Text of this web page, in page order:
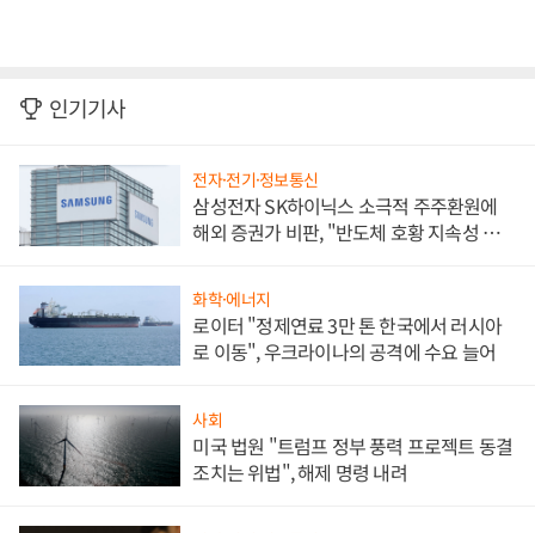
인기기사
전자·전기·정보통신
삼성전자 SK하이닉스 소극적 주주환원에
해외 증권가 비판, "반도체 호황 지속성 의
화학·에너지
로이터 "정제연료 3만 톤 한국에서 러시아
로 이동", 우크라이나의 공격에 수요 늘어
사회
미국 법원 "트럼프 정부 풍력 프로젝트 동결
조치는 위법", 해제 명령 내려